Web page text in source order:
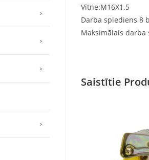
Vītne:M16X1.5
Darba spiediens 8
Maksimālais
Saistītie
›
›
›
›